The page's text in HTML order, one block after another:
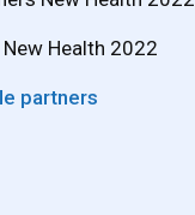
New Health 2022
partners